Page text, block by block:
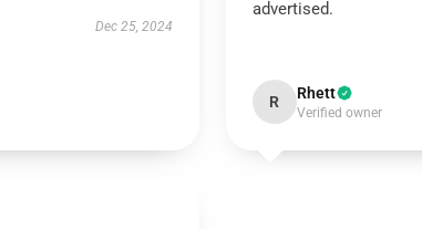
Dec 25, 2024
advertised.
R Rhett
Verified owner